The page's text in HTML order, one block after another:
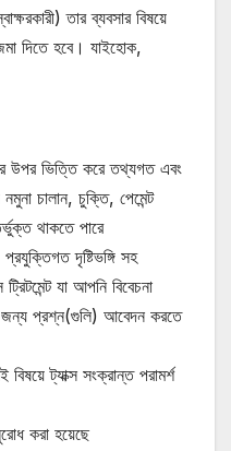
তার ব্যবসার বিষয়ে
দিতে হবে। যাইহোক,
উপর ভিত্তি করে তথ্যগত এবং
চালান, চুক্তি, পেমেন্ট
থাকতে পারে
দৃষ্টিভঙ্গি সহ
যা আপনি বিবেচনা
প্রশ্ন(গুলি) আবেদন করতে
ট্যাক্স সংক্রান্ত পরামর্শ
করা হয়েছে